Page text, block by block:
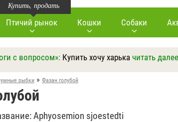
Купить, продать
Птичий рынок Кошки Собаки
с вопросом»: Купить хочу харька читать
рыбки » Фазан голубой
Aphyosemion sjoestedti